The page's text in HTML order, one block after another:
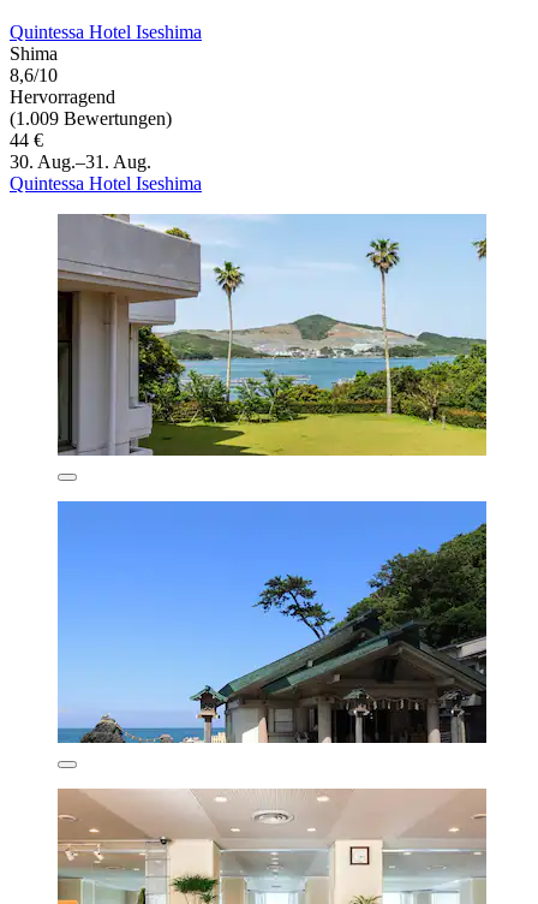
Quintessa Hotel Iseshima
Shima
8,6/10
Hervorragend
(1.009 Bewertungen)
44 €
30. Aug.–31. Aug.
Quintessa Hotel Iseshima